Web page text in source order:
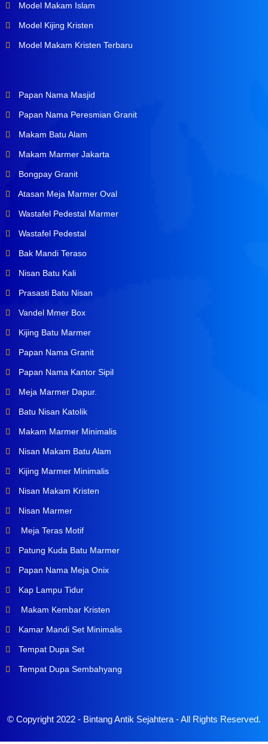
Model Makam Islam
Model Kijing Kristen
Model Makam Kristen Terbaru
Papan Nama Masjid
Papan Nama Peresmian Granit
Makam Batu Alam
Makam Marmer Jakarta
Bongpay Granit
Atasan Meja Marmer Oval
Wastafel Pedestal Marmer
Wastafel Pedestal
Bak Mandi Teraso
Nisan Batu Kali
Prasasti Batu Nisan
Vandel Mmer Box
Kijing Batu Marmer
Papan Nama Granit
Papan Nama Kantor Sipil
Meja Marmer Dapur.
Batu Nisan Katolik
Makam Marmer Minimalis
Nisan Makam Batu Alam
Kijing Marmer Minimalis
Nisan Makam Kristen
Nisan Marmer
Meja Teras Motif
Patung Kuda Batu Marmer
Papan Nama Meja Onix
Kap Lampu Tidur
Makam Kembar Kristen
Kamar Mandi Set Minimalis
Tempat Dupa Set
Tempat Dupa Sembahyang
© Copyright 2022 - Bintang Antik Sejahtera- All Rights Reserved.